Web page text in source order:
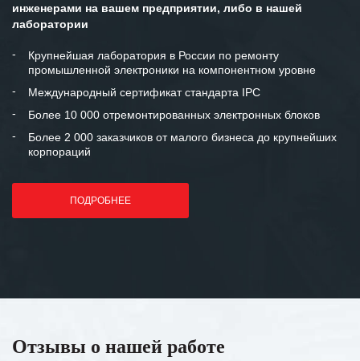
инженерами на вашем предприятии, либо в нашей
лаборатории
Крупнейшая лаборатория в России по ремонту
промышленной электроники на компонентном уровне
Международный сертификат стандарта IPC
Более 10 000 отремонтированных электронных блоков
Более 2 000 заказчиков от малого бизнеса до крупнейших
корпораций
ПОДРОБНЕЕ
Отзывы о нашей работе